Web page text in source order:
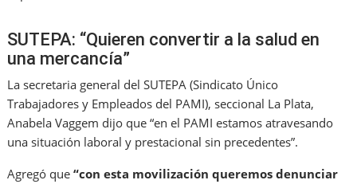
SUTEPA: “Quieren convertir a la salud en
una mercancía”
La secretaria general del SUTEPA (Sindicato Único
Trabajadores y Empleados del PAMI), seccional La Plata,
Anabela Vaggem dijo que “en el PAMI estamos atravesando
una situación laboral y prestacional sin precedentes”.
Agregó que“con esta movilización queremos denunciar